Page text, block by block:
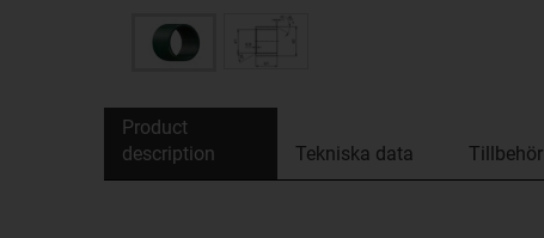
Product
description
Tekniska data Tillbehör